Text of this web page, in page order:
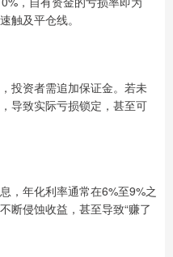
触及平仓线。
投资者需追加保证金。若未
导致实际亏损锁定，甚至可
，年化利率通常在6%至9%之
断侵蚀收益，甚至导致“赚了